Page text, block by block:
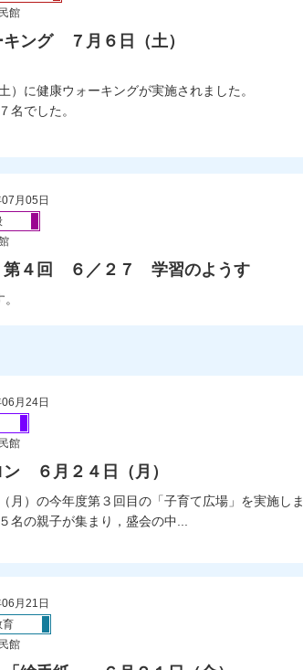
館
ング ７月６日（土）
）に健康ウォーキングが実施されました。
名でした。
月05日
４回 ６／２７ 学習のようす
月24日
館
６月２４日（月）
月）の今年度第３回目の「子育て広場」を実施しま
名の親子が集まり，盛会の中...
月21日
育
館